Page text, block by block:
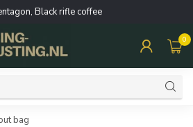
Black rifle coffee
0
bag